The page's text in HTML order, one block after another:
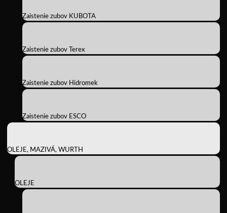
Zaistenie zubov KUBOTA
Zaistenie zubov Terex
Zaistenie zubov Hidromek
Zaistenie zubov ESCO
OLEJE, MAZIVÁ, WURTH
OLEJE